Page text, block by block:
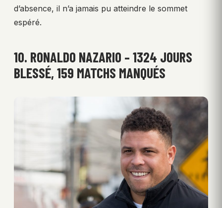
d’absence, il n’a jamais pu atteindre le sommet
espéré.
10. RONALDO NAZARIO – 1324 JOURS
BLESSÉ, 159 MATCHS MANQUÉS